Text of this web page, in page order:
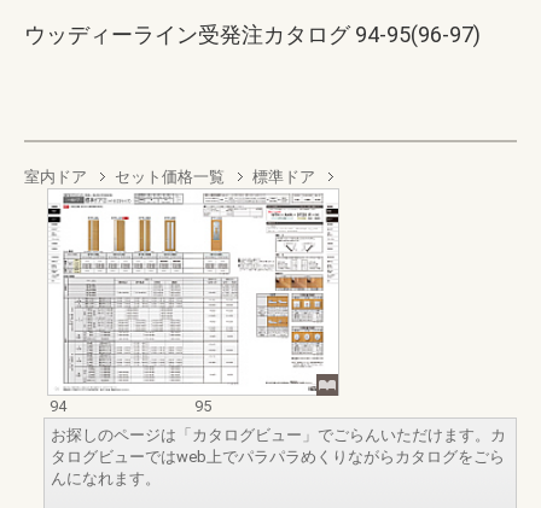
ウッディーライン受発注カタログ 94-95(96-97)
室内ドア セット価格一覧 標準ドア
94
95
お探しのページは「カタログビュー」でごらんいただけます。カ
タログビューではweb上でパラパラめくりながらカタログをごら
んになれます。